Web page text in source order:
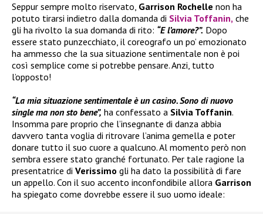
Seppur sempre molto riservato, Garrison Rochelle non ha
potuto tirarsi indietro dalla domanda di Silvia Toffanin, che
gli ha rivolto la sua domanda di rito: “E l’amore?”. Dopo
essere stato punzecchiato, il coreografo un po’ emozionato
ha ammesso che la sua situazione sentimentale non è poi
così semplice come si potrebbe pensare. Anzi, tutto
l’opposto!
“La mia situazione sentimentale è un casino. Sono di nuovo
single ma non sto bene”, ha confessato a Silvia Toffanin.
Insomma pare proprio che l’insegnante di danza abbia
davvero tanta voglia di ritrovare l’anima gemella e poter
donare tutto il suo cuore a qualcuno. Al momento però non
sembra essere stato granché fortunato. Per tale ragione la
presentatrice di Verissimo gli ha dato la possibilità di fare
un appello. Con il suo accento inconfondibile allora Garrison
ha spiegato come dovrebbe essere il suo uomo ideale: